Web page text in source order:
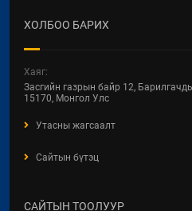
ХОЛБОО БАРИХ
Хаяг:
Засгийн газрын байр 12,
15170, Монгол Улс
Утасны жагсаалт
Сайтын бүтэц
САЙТЫН ТООЛУУР